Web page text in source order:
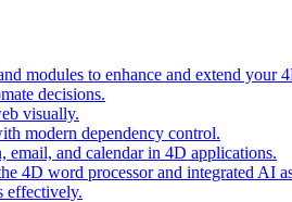
modules to enhance and extend your
decisions.
visually.
modern dependency control.
email, and calendar in 4D applications.
4D word processor and integrated AI
effectively.